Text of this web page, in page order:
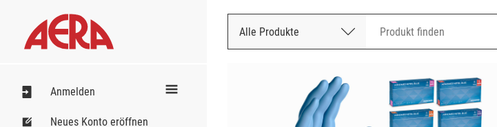
Alle Produkte
Nach Bestellnummer
Anmelden
Neues Konto eröffnen